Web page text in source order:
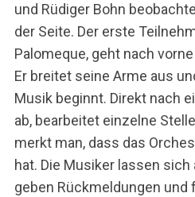
und Rüdiger Bohn
der Seite. Der erste
Palomeque, geht nach
Er breitet seine Arme aus
Musik beginnt. Direkt nach
ab, bearbeitet einzelne
merkt man, dass das
hat. Die Musiker lassen
geben Rückmeldungen und